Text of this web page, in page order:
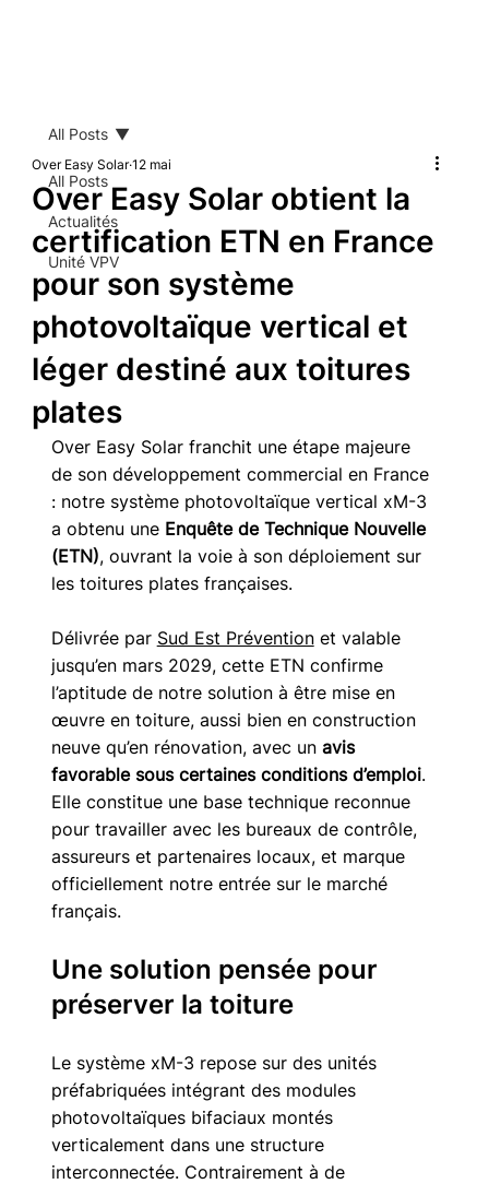
All Posts
Actualités
Unité VPV
All Posts
Over Easy Solar obtient la
certification ETN en France
pour son système
photovoltaïque vertical et
léger destiné aux toitures
plates
Over Easy Solar 12 mai
Over Easy Solar franchit une étape majeure
de son développement commercial en France
: notre système photovoltaïque vertical xM-3
a obtenu une Enquête de Technique Nouvelle
(ETN), ouvrant la voie à son déploiement sur
les toitures plates françaises.
Délivrée par Sud Est Prévention et valable
jusqu’en mars 2029, cette ETN confirme
l’aptitude de notre solution à être mise en
œuvre en toiture, aussi bien en construction
neuve qu’en rénovation, avec un avis
favorable sous certaines conditions d’emploi.
Elle constitue une base technique reconnue
pour travailler avec les bureaux de contrôle,
assureurs et partenaires locaux, et marque
officiellement notre entrée sur le marché
français.
Une solution pensée pour
préserver la toiture
Le système xM-3 repose sur des unités
préfabriquées intégrant des modules
photovoltaïques bifaciaux montés
verticalement dans une structure
interconnectée. Contrairement à de